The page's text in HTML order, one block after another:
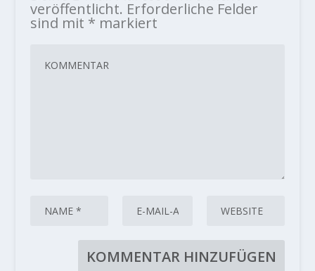
veröffentlicht. Erforderliche Felder
sind mit * markiert